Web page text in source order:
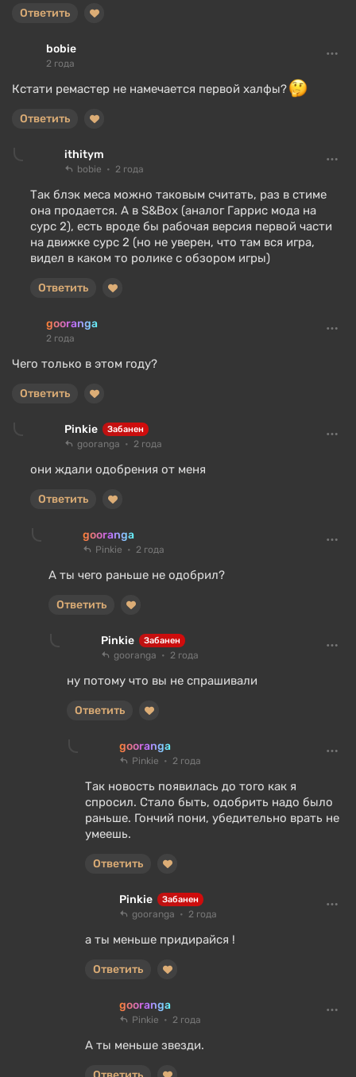
Ответить
bobie
2 года
Кстати ремастер не намечается первой халфы?
Ответить
ithitym
bobie 2 года
Так блэк меса можно таковым считать, раз в стиме
она продается. А в S&Box (аналог Гаррис мода на
сурс 2), есть вроде бы рабочая версия первой части
на движке сурс 2 (но не уверен, что там вся игра,
видел в каком то ролике с обзором игры)
Ответить
gooranga
2 года
Чего только в этом году?
Ответить
Pinkie Забанен
gooranga 2 года
они ждали одобрения от меня
Ответить
gooranga
Pinkie 2 года
А ты чего раньше не одобрил?
Ответить
Pinkie Забанен
gooranga 2 года
ну потому что вы не спрашивали
Ответить
gooranga
Pinkie 2 года
Так новость появилась до того как я
спросил. Стало быть, одобрить надо было
раньше. Гончий пони, убедительно врать не
умеешь.
Ответить
Pinkie Забанен
gooranga 2 года
а ты меньше придирайся !
Ответить
gooranga
Pinkie 2 года
А ты меньше звезди.